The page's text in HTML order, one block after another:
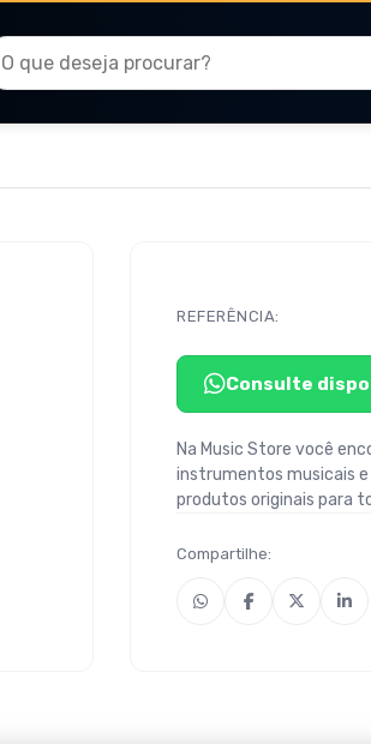
REFERÊNCIA:
Consulte
Na Music Store você
instrumentos musicais
produtos originais para
Compartilhe: